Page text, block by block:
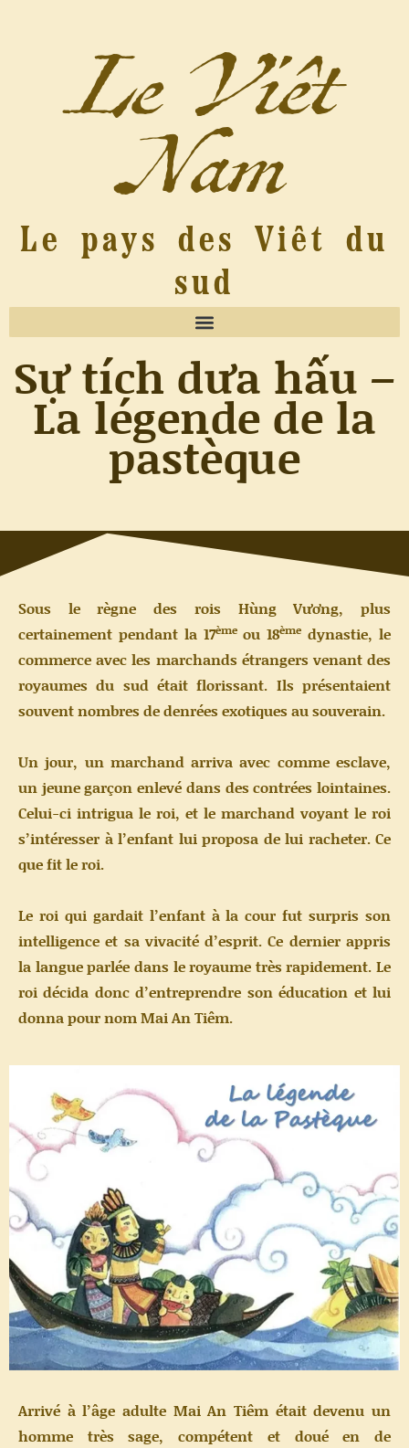
Le Viêt
Nam
Le pays des Viêt du
sud
Sự tích dưa hấu –
La légende de la
pastèque
Sous le règne des rois Hùng Vương, plus
certainement pendant la 17èmeou 18ème dynastie, le
commerce avec les marchands étrangers venant des
royaumes du sud était florissant. Ils présentaient
souvent nombres de denrées exotiques au souverain.
Un jour, un marchand arriva avec comme esclave,
un jeune garçon enlevé dans des contrées lointaines.
Celui-ci intrigua le roi, et le marchand voyant le roi
s’intéresser à l’enfant lui proposa de lui racheter. Ce
que fit le roi.
Le roi qui gardait l’enfant à la cour fut surpris son
intelligence et sa vivacité d’esprit. Ce dernier appris
la langue parlée dans le royaume très rapidement. Le
roi décida donc d’entreprendre son éducation et lui
donna pour nom Mai An Tiêm.
Arrivé à l’âge adulte Mai An Tiêm était devenu un
homme très sage, compétent et doué en de